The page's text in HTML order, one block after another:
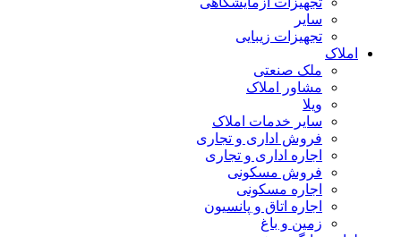
سایر
تجهیزات زیبایی
املاک
ملک صنعتی
مشاور املاک
ویلا
سایر خدمات املاک
فروش اداری و تجاری
اجاره اداری و تجاری
فروش مسکونی
اجاره مسکونی
اجاره اتاق و پانسیون
زمین و باغ